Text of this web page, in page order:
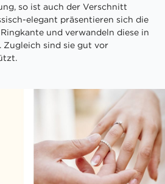
so ist auch der Verschnitt
elegant präsentieren sich die
und verwandeln diese in
Zugleich sind sie gut vor